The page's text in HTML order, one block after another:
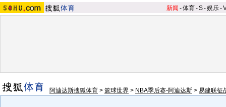
新闻 -体育-S-娱乐-
阿迪达斯搜狐体育 > 篮球世界 > NBA季后赛-阿迪达斯 > 易建联征